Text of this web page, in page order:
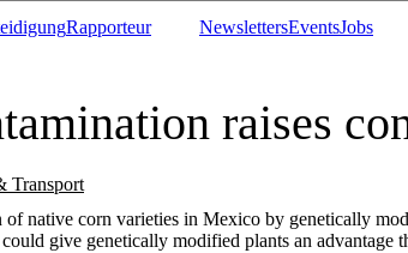
Transport
Rapporteur NewslettersEventsJobs
raises
of native corn varieties in Mexico by genetically
give genetically modified plants an